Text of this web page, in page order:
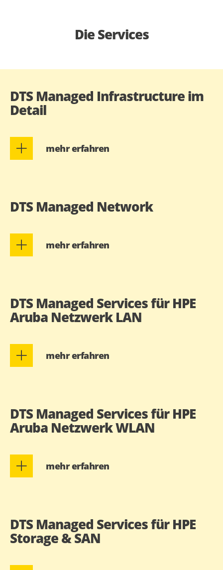
Die Services
DTS Managed Infrastructure im
Detail
mehr erfahren
DTS Managed Network
mehr erfahren
DTS Managed Services für HPE
Aruba Netzwerk LAN
mehr erfahren
DTS Managed Services für HPE
Aruba Netzwerk WLAN
mehr erfahren
DTS Managed Services für HPE
Storage & SAN